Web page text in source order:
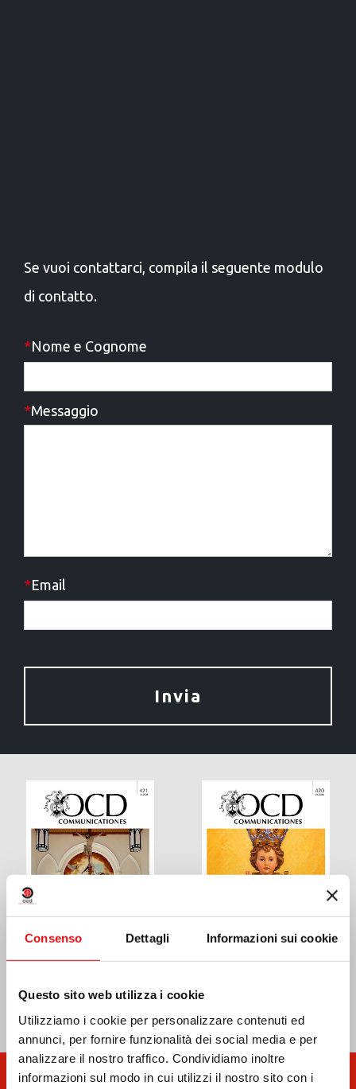
Consenso Dettagli Informazioni sui cookie
Questo sito web utilizza i cookie
Utilizziamo i cookie per personalizzare contenuti ed
annunci, per fornire funzionalità dei social media e per
analizzare il nostro traffico. Condividiamo inoltre
informazioni sul modo in cui utilizzi il nostro sito con i
Se vuoi contattarci, compila il seguente modulo
di contatto.
*Nome e Cognome
*Messaggio
*Email
COMMUNICATIONES